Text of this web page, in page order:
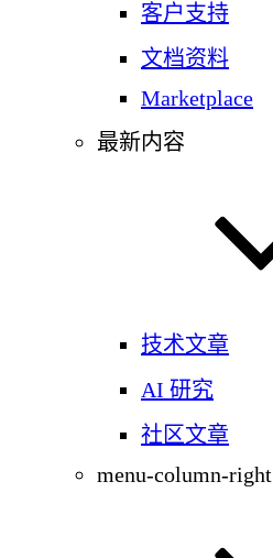
客户支持
文档资料
Marketplace
最新内容
技术文章
AI 研究
社区文章
menu-column-right